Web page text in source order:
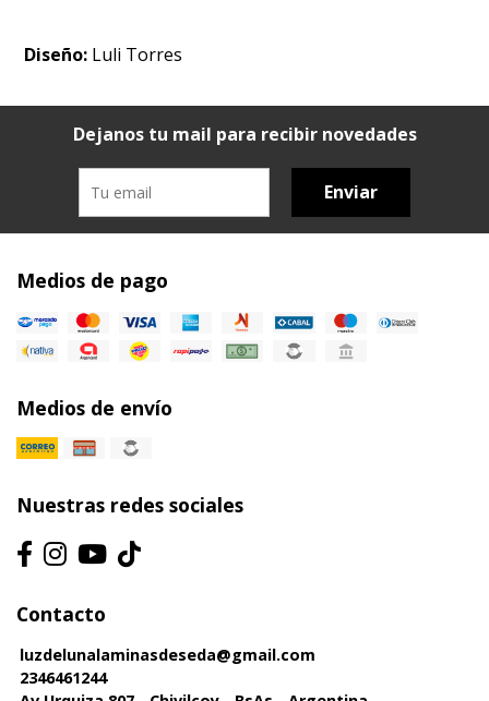
Diseño: Luli Torres
Dejanos tu mail para recibir novedades
Enviar
Medios de pago
Medios de envío
Nuestras redes sociales
Contacto
luzdelunalaminasdeseda@gmail.com
2346461244